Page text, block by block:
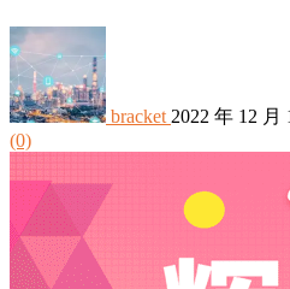
bracket 2022 年 12 月
(0)